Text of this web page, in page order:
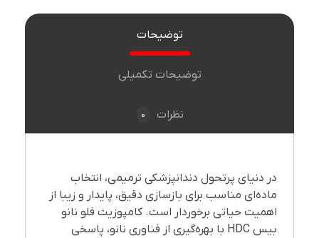
توضیحات
توضیحات تکمیلی
نظرات 0
در دنیای پرتحول دندانپزشکی ترمیمی، انتخاب
ماده‌ای مناسب برای بازسازی دقیق، پایدار و زیبا از
اهمیت حیاتی برخوردار است. کامپوزیت فلو نانو
بیس HDC با بهره‌گیری از فناوری نانو، پاسخی